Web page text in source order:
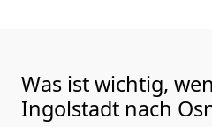
Was ist wichtig,
Ingolstadt nach